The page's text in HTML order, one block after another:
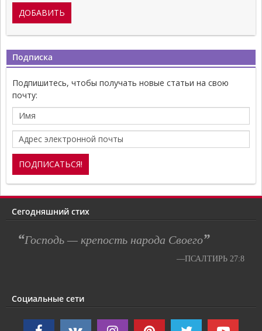
Подписка
Подпишитесь, чтобы получать новые статьи на свою
почту:
Сегодняшний стих
“Господь — крепость народа Своего”
—ПСАЛТИРЬ 27:8
Социальные сети